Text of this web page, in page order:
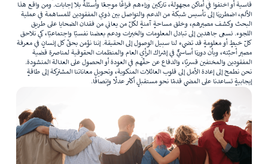
قاسية أو اختفوا في أماكن مجهولة، تاركين وراءهم فراغًا موجعًا وأسئلةً بلا إجابات. ومن واقع هذا
الألم، اضطررنا إلى تأسيس شبكة من الدعم والتواصل بين ذوي المفقودين للمساهمة في عملية
البحث وكشف مصيرهم، وخلق مساحةٍ آمنةٍ لكلّ من يعاني من فقدان الضحايا على طريق
اللجوء. نسعى جاهدين إلى تبادل المعلومات والخبرات ودعم بعضنا نفسيًا واجتماعيًا، كي نلاحق
كلّ خيطٍ أو معلومةٍ قد تضيء لنا سبيل الوصول إلى الحقيقة. إننا نؤمن بحقّ كل إنسانٍ في معرفة
مصير أحبّته، وبأن دورنا أساسيٌّ في إشراك الرأي العام والمنظمات الحقوقية لمناصرة قضية
المفقودين والمختفين قسريًا، والدفاع عن حقّهم في العودة أو الحصول على العدالة المنشودة.
نحن نطمح إلى إعادة الأمل إلى قلوب العائلات المنكوبة، وتحويل معاناتنا المشتركة إلى طاقةٍ
إيجابيةٍ تساعدنا على المضي قدمًا نحو مستقبلٍ أكثر عدلًا وإنصافًا.